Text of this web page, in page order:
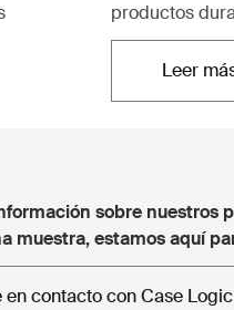
productos
Leer Se
sobre nuestros
muestra, estamos aquí
en contacto con Case Logic